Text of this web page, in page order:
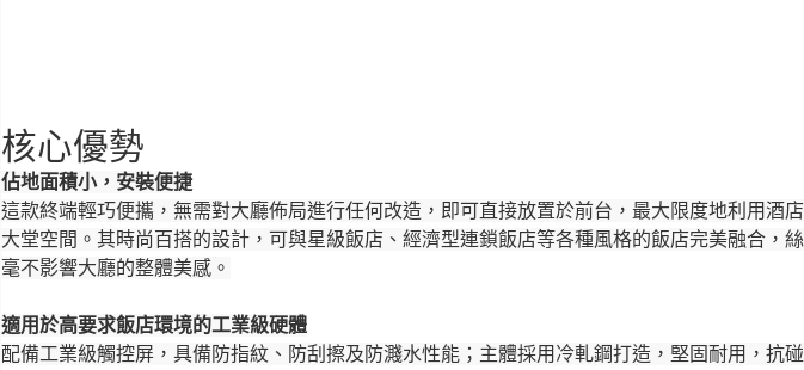
核心優勢
佔地面積小，安裝便捷
這款終端輕巧便攜，無需對大廳佈局進行任何改造，即可直接放置於前台，最大限度地利用酒店
大堂空間。其時尚百搭的設計，可與星級飯店、經濟型連鎖飯店等各種風格的飯店完美融合，絲
毫不影響大廳的整體美感。
適用於高要求飯店環境的工業級硬體
配備工業級觸控屏，具備防指紋、防刮擦及防濺水性能；主體採用冷軋鋼打造，堅固耐用，抗碰